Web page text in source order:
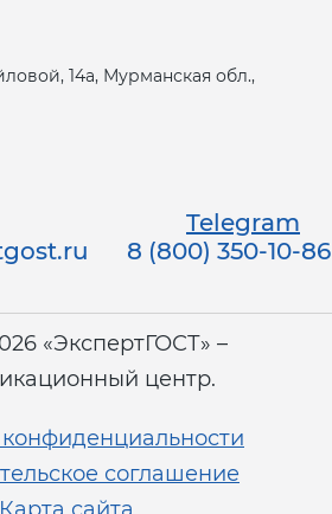
14а, Мурманская обл.,
Telegram
8 (800) 350-10-86
«ЭкспертГОСТ» –
центр.
соглашение